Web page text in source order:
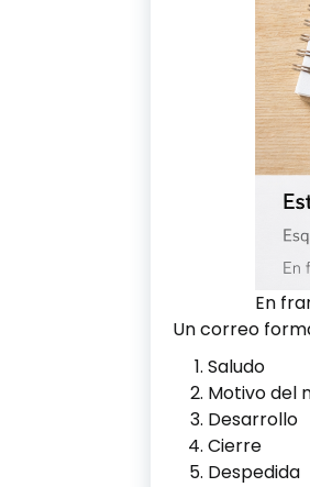
En
Un correo
Saludo
Motivo del
Desarrollo
Cierre
Despedida